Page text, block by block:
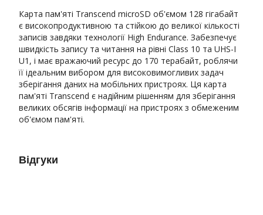
Карта пам'яті Transcend microSD об'ємом 128 гігабайт
є високопродуктивною та стійкою до великої кількості
записів завдяки технології High Endurance. Забезпечує
швидкість запису та читання на рівні Class 10 та UHS-I
U1, і має вражаючий ресурс до 170 терабайт, роблячи
її ідеальним вибором для високовимогливих задач
зберігання даних на мобільних пристроях. Ця карта
пам'яті Transcend є надійним рішенням для зберігання
великих обсягів інформації на пристроях з обмеженим
об'ємом пам'яті.
Відгуки